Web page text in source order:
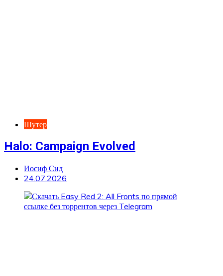
Шутер
Halo: Campaign Evolved
Иосиф Сид
24.07.2026